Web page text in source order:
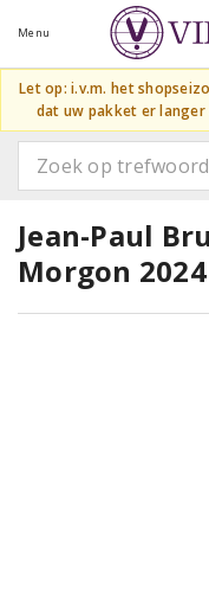
Menu
Let op: i.v.m. het
dat uw pakket er langer
Jean-Paul
Morgon 2024